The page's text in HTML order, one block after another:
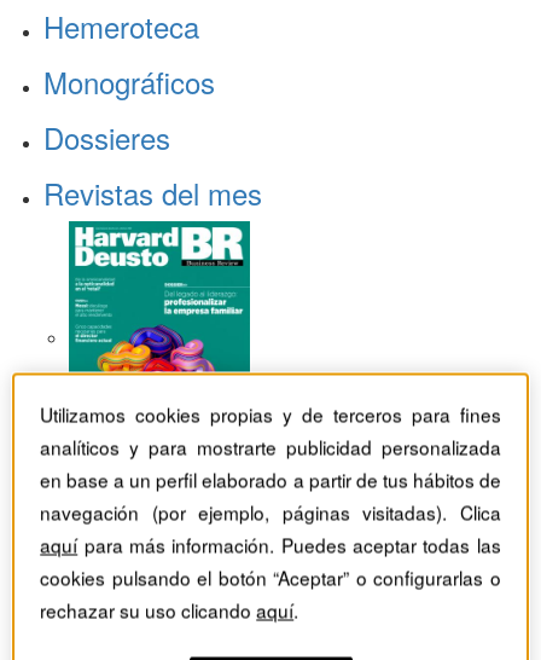
Hemeroteca
Monográficos
Dossieres
Revistas del mes
Utilizamos cookies propias y de terceros para fines
analíticos y para mostrarte publicidad personalizada
en base a un perfil elaborado a partir de tus hábitos de
navegación (por ejemplo, páginas visitadas). Clica
aquípara más información. Puedes aceptar todas las
cookies pulsando el botón “Aceptar” o configurarlas o
rechazar su uso clicandoaquí.